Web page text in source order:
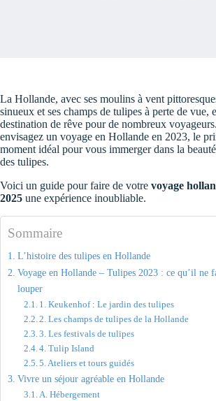
La Hollande, avec ses moulins à vent
sinueux et ses champs de tulipes à perte de vue,
destination de rêve pour de nombreux
envisagez un voyage en Hollande en 2023, le
moment idéal pour vous immerger dans la
des tulipes.
Voici un guide pour faire de votre voyage
2025 une expérience inoubliable.
Sommaire
L’histoire des tulipes en Hollande
Voyage en Hollande – Tulipes 2023 : ce qu’il ne
louper
1. Keukenhof : Le jardin des tulipes
2. Les champs de tulipes de la Hollande
3. Les festivals de tulipes
4. Tulip Island
5. Ateliers et tours guidés
Vivre un séjour agréable en Hollande
A. Hébergement